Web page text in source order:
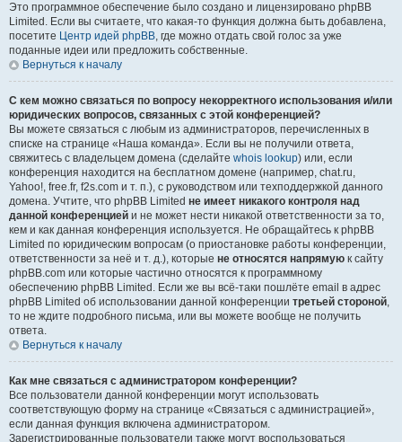
Это программное обеспечение было создано и лицензировано phpBB
Limited. Если вы считаете, что какая-то функция должна быть добавлена,
посетите Центр идей phpBB, где можно отдать свой голос за уже
поданные идеи или предложить собственные.
Вернуться к началу
С кем можно связаться по вопросу некорректного использования и/или
юридических вопросов, связанных с этой конференцией?
Вы можете связаться с любым из администраторов, перечисленных в
списке на странице «Наша команда». Если вы не получили ответа,
свяжитесь с владельцем домена (сделайте whois lookup) или, если
конференция находится на бесплатном домене (например, chat.ru,
Yahoo!, free.fr, f2s.com и т. п.), с руководством или техподдержкой данного
домена. Учтите, что phpBB Limited не имеет никакого контроля над
данной конференцией и не может нести никакой ответственности за то,
кем и как данная конференция используется. Не обращайтесь к phpBB
Limited по юридическим вопросам (о приостановке работы конференции,
ответственности за неё и т. д.), которые не относятся напрямую к сайту
phpBB.com или которые частично относятся к программному
обеспечению phpBB Limited. Если же вы всё-таки пошлёте email в адрес
phpBB Limited об использовании данной конференции третьей стороной,
то не ждите подробного письма, или вы можете вообще не получить
ответа.
Вернуться к началу
Как мне связаться с администратором конференции?
Все пользователи данной конференции могут использовать
соответствующую форму на странице «Связаться с администрацией»,
если данная функция включена администратором.
Зарегистрированные пользователи также могут воспользоваться